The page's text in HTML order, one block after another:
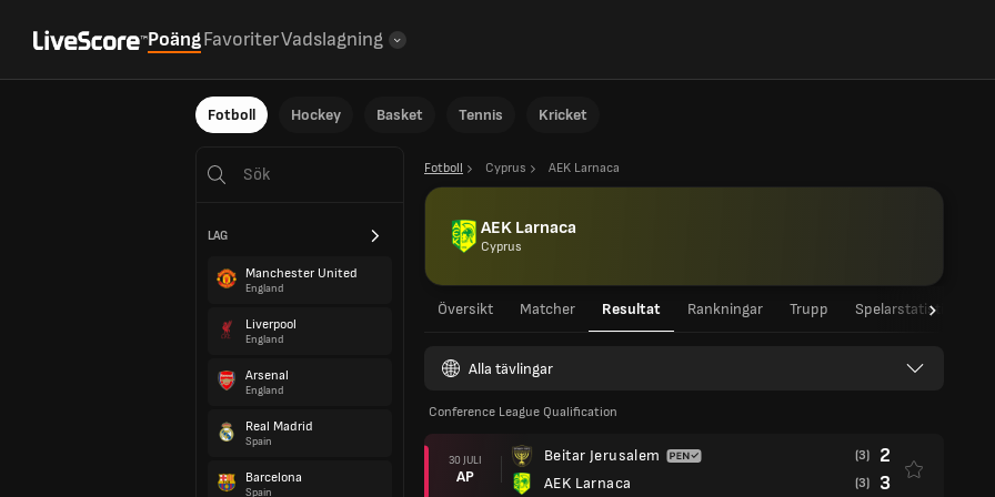
PoängFavoriterVadslagning
Fotboll Hockey Basket Tennis Kricket
LAG
Manchester United
England
Liverpool
England
Arsenal
England
Real Madrid
Spain
Barcelona
Spain
Fotboll Cyprus AEK Larnaca
AEK Larnaca
Cyprus
Översikt Matcher Resultat Rankningar Trupp Spelarstatistik
Alla tävlingar
Conference League Qualification
30 JULI
AP
Beitar Jerusalem
AEK Larnaca
(3) 2
(3) 3